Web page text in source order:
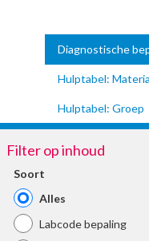
Diagnostische
Hulptabel:
Hulptabel: Groep
Filter op inhoud
Soort
Alles
Labcode bepaling